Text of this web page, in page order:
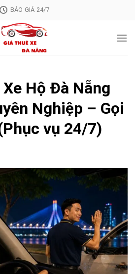
BÁO GIÁ 24/7
Hộ Đà Nẵng
Nghiệp – Gọi
vụ 24/7)